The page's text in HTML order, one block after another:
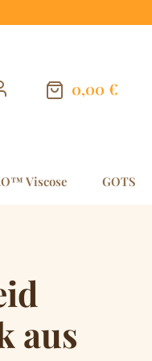
0,00 €
Warenkorb
Viscose GOTS
aus